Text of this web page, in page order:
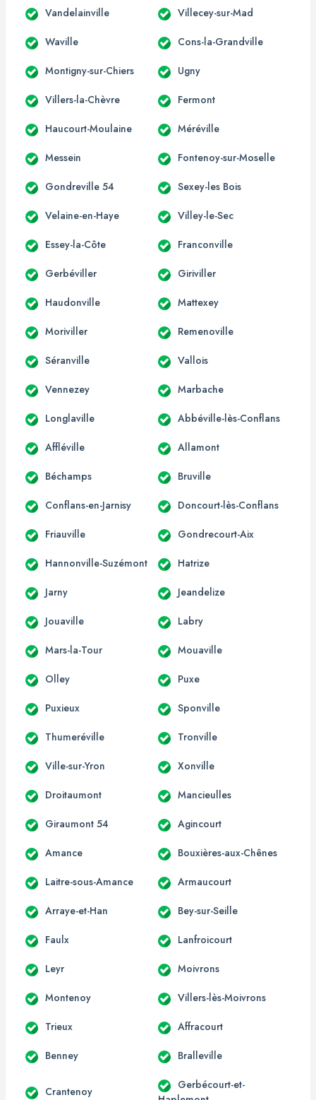
Vandelainville Villecey-sur-Mad
Waville Cons-la-Grandville
Montigny-sur-Chiers Ugny
Villers-la-Chèvre Fermont
Haucourt-Moulaine Méréville
Messein Fontenoy-sur-Moselle
Gondreville 54 Sexey-les Bois
Velaine-en-Haye Villey-le-Sec
Essey-la-Côte Franconville
Gerbéviller Giriviller
Haudonville Mattexey
Moriviller Remenoville
Séranville Vallois
Vennezey Marbache
Longlaville Abbéville-lès-Conflans
Affléville Allamont
Béchamps Bruville
Conflans-en-Jarnisy Doncourt-lès-Conflans
Friauville Gondrecourt-Aix
Hannonville-Suzémont Hatrize
Jarny Jeandelize
Jouaville Labry
Mars-la-Tour Mouaville
Olley Puxe
Puxieux Sponville
Thumeréville Tronville
Ville-sur-Yron Xonville
Droitaumont Mancieulles
Giraumont 54 Agincourt
Amance Bouxières-aux-Chênes
Laitre-sous-Amance Armaucourt
Arraye-et-Han Bey-sur-Seille
Faulx Lanfroicourt
Leyr Moivrons
Montenoy Villers-lès-Moivrons
Trieux Affracourt
Benney Bralleville
Crantenoy
Gerbécourt-et-